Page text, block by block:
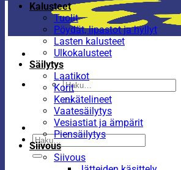
Etsi:
Etsi:
Kalusteet
Tuolit
Pöydät, lipastot ja hyllyt
Lasten kalusteet
Ulkokalusteet
Säilytys
Laatikot
Korit
Kenkätelineet
Vaatesäilytys
Vesiastiat ja ämpärit
Piensäilytys
Siivous
Siivous